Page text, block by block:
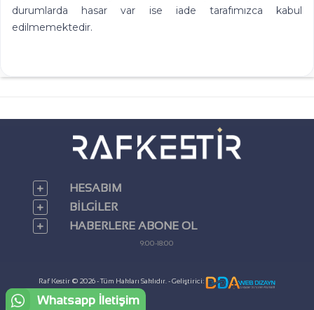
durumlarda hasar var ise iade tarafımızca kabul
edilmemektedir.
HESABIM
BILGILER
HABERLERE ABONE OL
9:00-18:00
Raf Kestir © 2026 - Tüm Hakları Saklıdır. - Geliştirici:
Whatsapp İletişim